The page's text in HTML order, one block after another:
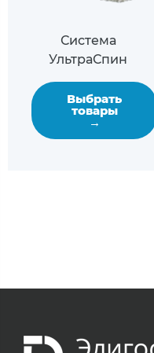
Система
УльтраСпин
Выбрать
товары
→